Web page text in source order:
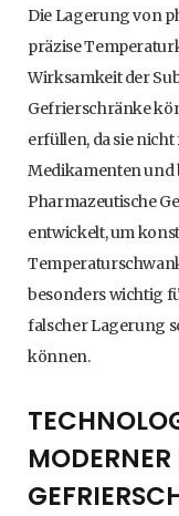
Die Lagerung von
präzise
Wirksamkeit der
Gefrierschränke
erfüllen, da sie
Medikamenten und
Pharmazeutische
entwickelt, um
besonders wichtig
falscher Lagerung
können.